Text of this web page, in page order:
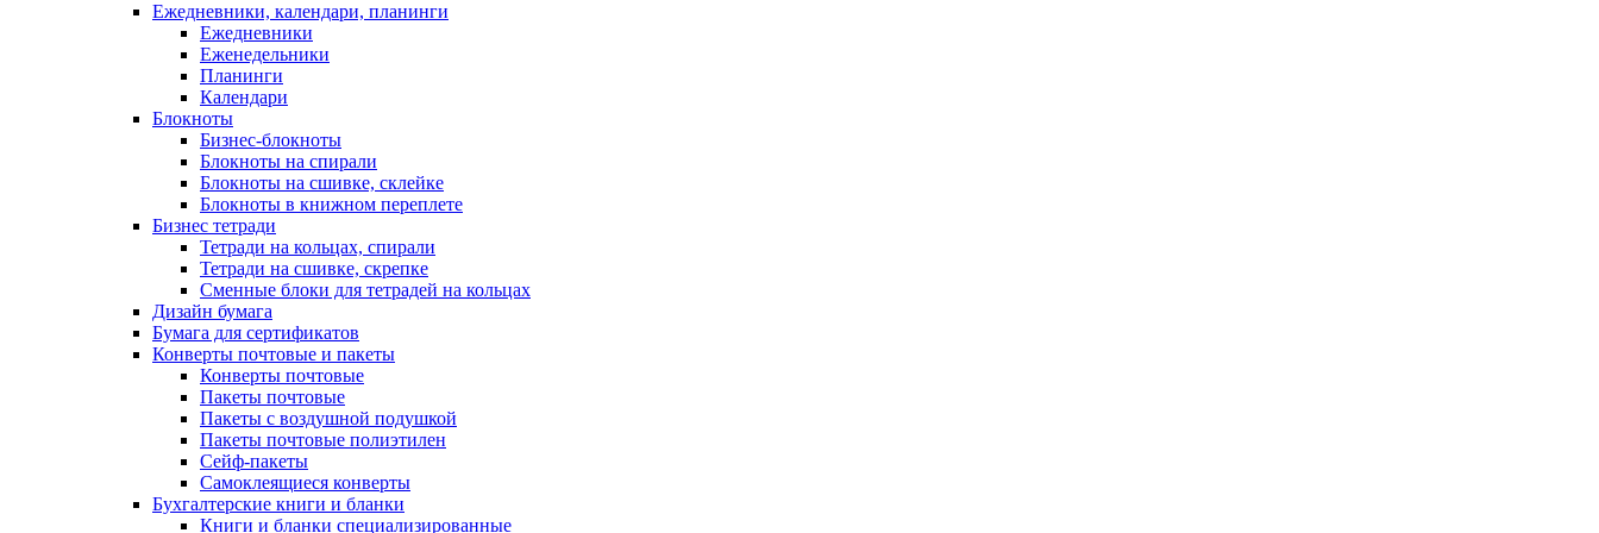
Ежедневники, календари, планинги
Ежедневники
Еженедельники
Планинги
Календари
Блокноты
Бизнес-блокноты
Блокноты на спирали
Блокноты на сшивке, склейке
Блокноты в книжном переплете
Бизнес тетради
Тетради на кольцах, спирали
Тетради на сшивке, скрепке
Сменные блоки для тетрадей на кольцах
Дизайн бумага
Бумага для сертификатов
Конверты почтовые и пакеты
Конверты почтовые
Пакеты почтовые
Пакеты с воздушной подушкой
Пакеты почтовые полиэтилен
Сейф-пакеты
Самоклеящиеся конверты
Бухгалтерские книги и бланки
Книги и бланки специализированные